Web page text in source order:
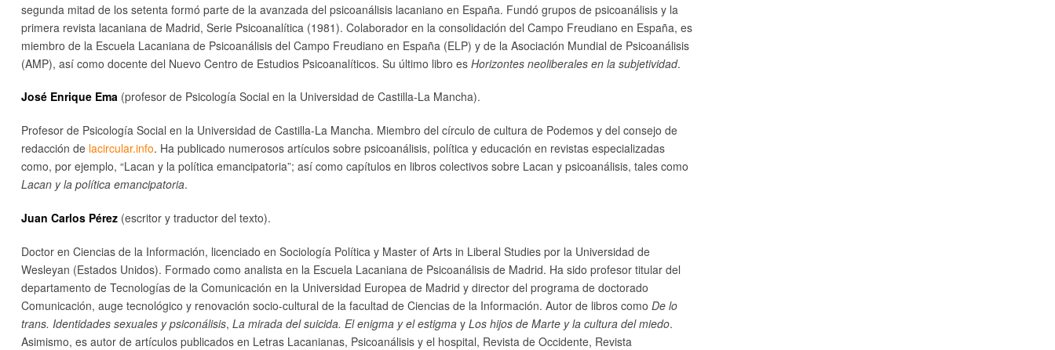
segunda mitad de los setenta formó parte de la avanzada del psicoanálisis lacaniano en España. Fundó grupos de psicoanálisis y la
primera revista lacaniana de Madrid, Serie Psicoanalítica (1981). Colaborador en la consolidación del Campo Freudiano en España, es
miembro de la Escuela Lacaniana de Psicoanálisis del Campo Freudiano en España (ELP) y de la Asociación Mundial de Psicoanálisis
(AMP), así como docente del Nuevo Centro de Estudios Psicoanalíticos. Su último libro es Horizontes neoliberales en la subjetividad.
José Enrique Ema (profesor de Psicología Social en la Universidad de Castilla-La Mancha).
Profesor de Psicología Social en la Universidad de Castilla-La Mancha. Miembro del círculo de cultura de Podemos y del consejo de
redacción de lacircular.info. Ha publicado numerosos artículos sobre psicoanálisis, política y educación en revistas especializadas
como, por ejemplo, “Lacan y la política emancipatoria”; así como capítulos en libros colectivos sobre Lacan y psicoanálisis, tales como
Lacan y la política emancipatoria.
Juan Carlos Pérez (escritor y traductor del texto).
Doctor en Ciencias de la Información, licenciado en Sociología Política y Master of Arts in Liberal Studies por la Universidad de
Wesleyan (Estados Unidos). Formado como analista en la Escuela Lacaniana de Psicoanálisis de Madrid. Ha sido profesor titular del
departamento de Tecnologías de la Comunicación en la Universidad Europea de Madrid y director del programa de doctorado
Comunicación, auge tecnológico y renovación socio-cultural de la facultad de Ciencias de la Información. Autor de libros como De lo
trans. Identidades sexuales y psiconálisis, La mirada del suicida. El enigma y el estigma y Los hijos de Marte y la cultura del miedo.
Asimismo, es autor de artículos publicados en Letras Lacanianas, Psicoanálisis y el hospital, Revista de Occidente, Revista